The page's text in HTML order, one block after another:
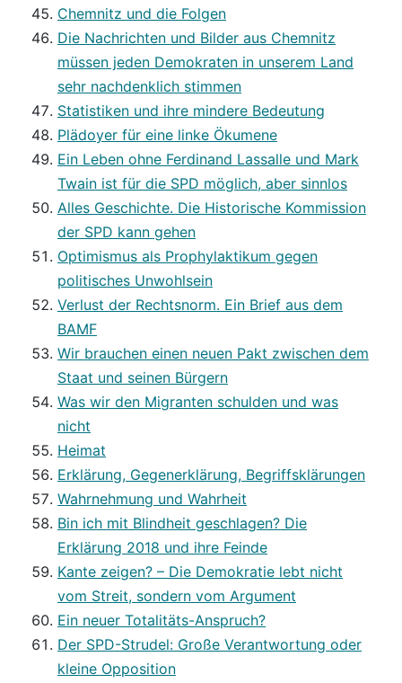
Chemnitz und die Folgen
Die Nachrichten und Bilder aus Chemnitz
müssen jeden Demokraten in unserem Land
sehr nachdenklich stimmen
Statistiken und ihre mindere Bedeutung
Plädoyer für eine linke Ökumene
Ein Leben ohne Ferdinand Lassalle und Mark
Twain ist für die SPD möglich, aber sinnlos
Alles Geschichte. Die Historische Kommission
der SPD kann gehen
Optimismus als Prophylaktikum gegen
politisches Unwohlsein
Verlust der Rechtsnorm. Ein Brief aus dem
BAMF
Wir brauchen einen neuen Pakt zwischen dem
Staat und seinen Bürgern
Was wir den Migranten schulden und was
nicht
Heimat
Erklärung, Gegenerklärung, Begriffsklärungen
Wahrnehmung und Wahrheit
Bin ich mit Blindheit geschlagen? Die
Erklärung 2018 und ihre Feinde
Kante zeigen? – Die Demokratie lebt nicht
vom Streit, sondern vom Argument
Ein neuer Totalitäts-Anspruch?
Der SPD-Strudel: Große Verantwortung oder
kleine Opposition